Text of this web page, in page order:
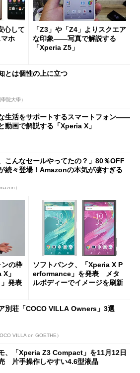
心して
ホ
「Z3」や「Z4」よりスクエア
な印象――写真で解説する
「Xperia Z5」
とは個性の上に立つ
院大學）
生活をサポートするスマートフォン――
動画で解説する「Xperia X」
、こんなセールやってたの？」80％OFF
続々登場！Amazonの本気が凄すぎる
）
の枠
」
」発表
ソフトバンク、「Xperia X P
erformance」を発表 メタ
ルボディーでイメージを刷新
別荘「COCO VILLA Owners」3選
VILLA on GOETHE）
、「Xperia Z3 Compact」を11月12日
片手操作しやすい4.6型液晶